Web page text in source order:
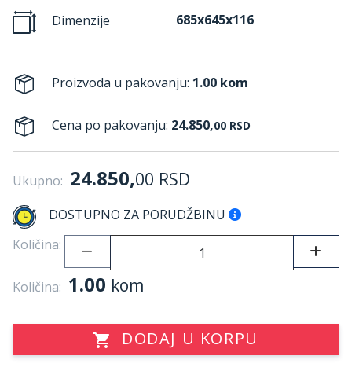
Dimenzije 685x645x116
Proizvoda u pakovanju: 1.00 kom
Cena po pakovanju: 24.850,00 RSD
Ukupno: 24.850,00 RSD
DOSTUPNO ZA PORUDŽBINU
Količina:
Količina: 1.00 kom
DODAJ U KORPU